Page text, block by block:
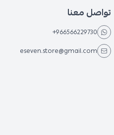
تواصل معنا
+966566229730
eseven.store@gmail.com